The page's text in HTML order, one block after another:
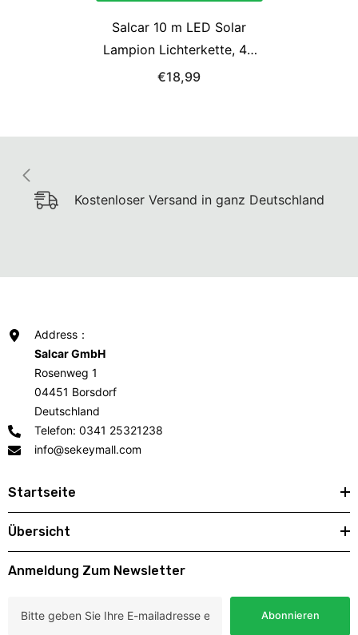
Salcar 10 m LED Solar
Lampion Lichterkette, 40
LEDs
€18,99
Kostenloser Versand in ganz Deutschland
Address：
Salcar GmbH
Rosenweg 1
04451 Borsdorf
Deutschland
Telefon: 0341 25321238
info@sekeymall.com
Startseite
Übersicht
Anmeldung Zum Newsletter
Abonnieren